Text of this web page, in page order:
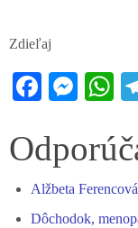
Zdieľaj
Fa
bo
ok
M
se
er
ts
Alžbeta
Dôchodok,